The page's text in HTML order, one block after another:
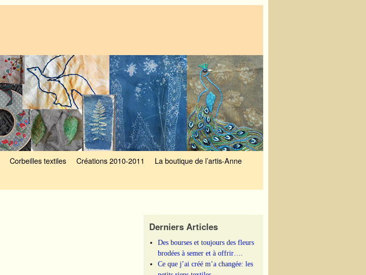
Corbeilles textiles Créations 2010-2011 La boutique de l’artis-Anne
Derniers Articles
Des bourses et toujours des fleurs
brodées à semer et à offrir….
Ce que j’ai créé m’a changée: les